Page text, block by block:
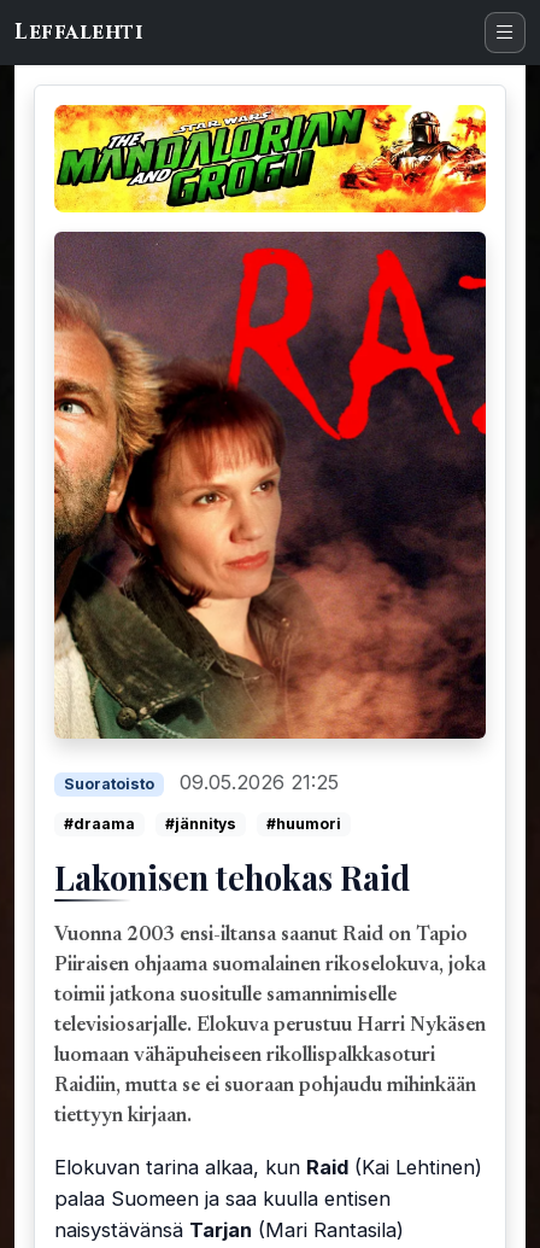
Leffalehti
Suoratoisto 09.05.2026 21:25
#draama #jännitys #huumori
Lakonisen tehokas Raid
Vuonna 2003 ensi-iltansa saanut Raid on Tapio
Piiraisen ohjaama suomalainen rikoselokuva, joka
toimii jatkona suositulle samannimiselle
televisiosarjalle. Elokuva perustuu Harri Nykäsen
luomaan vähäpuheiseen rikollispalkkasoturi
Raidiin, mutta se ei suoraan pohjaudu mihinkään
tiettyyn kirjaan.
Elokuvan tarina alkaa, kun Raid (Kai Lehtinen)
palaa Suomeen ja saa kuulla entisen
naisystävänsä Tarjan (Mari Rantasila)